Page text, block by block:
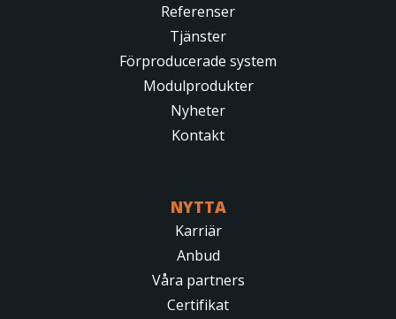
Referenser
Tjänster
Förproducerade system
Modulprodukter
Nyheter
Kontakt
NYTTA
Karriär
Anbud
Våra partners
Certifikat